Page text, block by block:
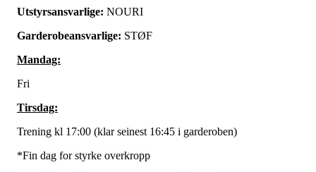
Utstyrsansvarlige: NOURI
Garderobeansvarlige: STØF
Mandag:
Fri
Tirsdag:
Trening kl 17:00 (klar seinest 16:45 i garderoben)
*Fin dag for styrke overkropp